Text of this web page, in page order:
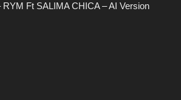
Ft SALIMA CHICA – AI Version